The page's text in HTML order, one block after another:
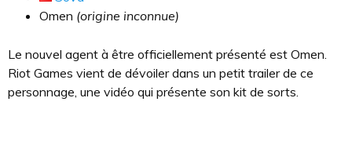
Omen (origine inconnue)
Le nouvel agent à être officiellement présenté est Omen.
Riot Games vient de dévoiler dans un petit trailer de ce
personnage, une vidéo qui présente son kit de sorts.